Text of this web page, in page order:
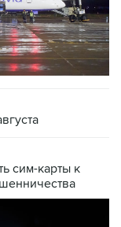
сим-карты к